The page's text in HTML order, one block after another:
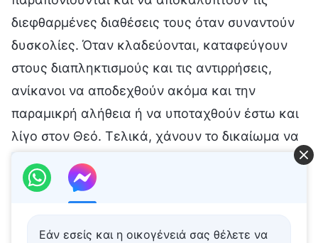
Εάν εσείς και η οικογένειά σας θέλετε να